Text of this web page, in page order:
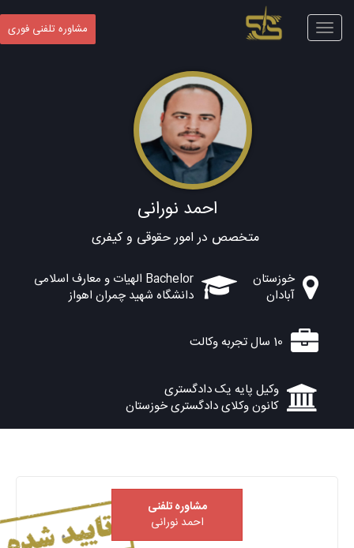
Toggle
navigation
مشاوره تلفنی فوری
احمد نورانی
متخصص در امور حقوقی و کیفری
خوزستان
آبادان
Bachelor الهیات و معارف اسلامی
دانشگاه شهید چمران اهواز
10 سال تجربه وکالت
وکیل پایه یک دادگستری
کانون وکلای دادگستری خوزستان
مشاوره تلفنی
احمد نورانی